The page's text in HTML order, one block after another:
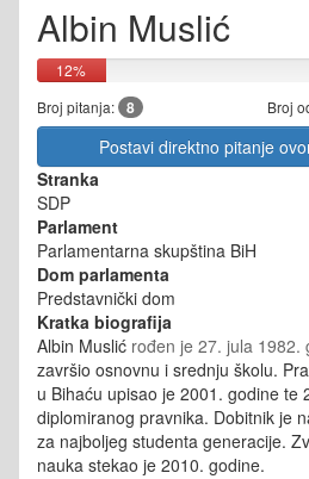
Albin Muslić
12%
Broj pitanja: 8 Broj
Postavi direktno pitanje
Stranka
SDP
Parlament
Parlamentarna skupština BiH
Dom parlamenta
Predstavnički dom
Kratka biografija
Albin Muslić rođen je 27. jula 1982.
završio osnovnu i srednju školu.
u Bihaću upisao je 2001. godine te
diplomiranog pravnika. Dobitnik je
za najboljeg studenta generacije.
nauka stekao je 2010. godine.